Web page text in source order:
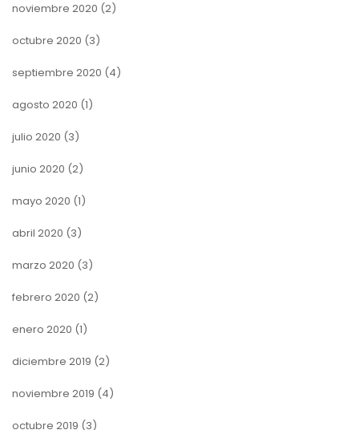
noviembre 2020 (2)
octubre 2020 (3)
septiembre 2020 (4)
agosto 2020 (1)
julio 2020 (3)
junio 2020 (2)
mayo 2020 (1)
abril 2020 (3)
marzo 2020 (3)
febrero 2020 (2)
enero 2020 (1)
diciembre 2019 (2)
noviembre 2019 (4)
octubre 2019 (3)